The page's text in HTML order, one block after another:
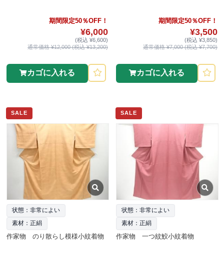
期間限定50％OFF！
¥6,000
(税込 ¥6,600)
通常価格 ¥12,000 (税込 ¥13,200)
カゴに入れる
期間限定50％OFF！
¥3,500
(税込 ¥3,850)
通常価格 ¥7,000 (税込 ¥7,700)
カゴに入れる
SALE
状態：非常によい
素材：正絹
作家物 のり散らし模様小紋着物
SALE
状態：非常によい
素材：正絹
作家物 一つ紋鮫小紋着物